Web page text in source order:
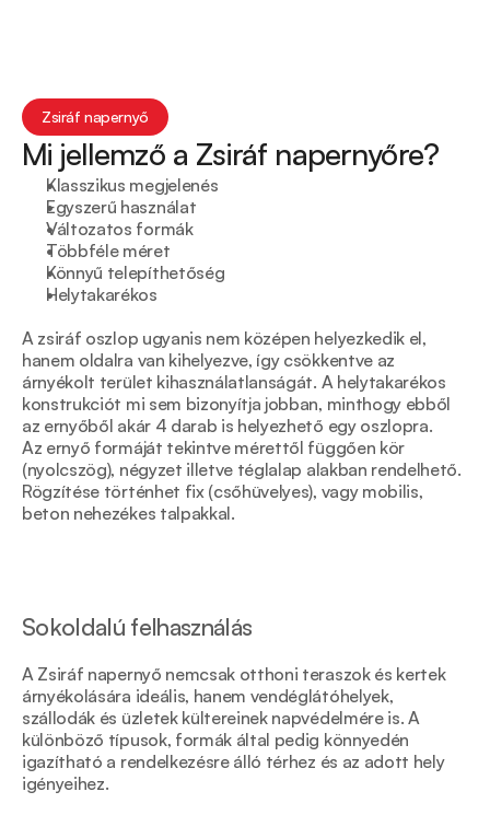
Zsiráf napernyő
Mi jellemző a Zsiráf napernyőre?
Klasszikus megjelenés
Egyszerű használat
Változatos formák
Többféle méret
Könnyű telepíthetőség
Helytakarékos
A zsiráf oszlop ugyanis nem középen helyezkedik el,
hanem oldalra van kihelyezve, így csökkentve az
árnyékolt terület kihasználatlanságát. A helytakarékos
konstrukciót mi sem bizonyítja jobban, minthogy ebből
az ernyőből akár 4 darab is helyezhető egy oszlopra.
Az ernyő formáját tekintve mérettől függően kör
(nyolcszög), négyzet illetve téglalap alakban rendelhető.
Rögzítése történhet fix (csőhüvelyes), vagy mobilis,
beton nehezékes talpakkal.
Sokoldalú felhasználás
A Zsiráf napernyő nemcsak otthoni teraszok és kertek
árnyékolására ideális, hanem vendéglátóhelyek,
szállodák és üzletek kültereinek napvédelmére is. A
különböző típusok, formák által pedig könnyedén
igazítható a rendelkezésre álló térhez és az adott hely
igényeihez.